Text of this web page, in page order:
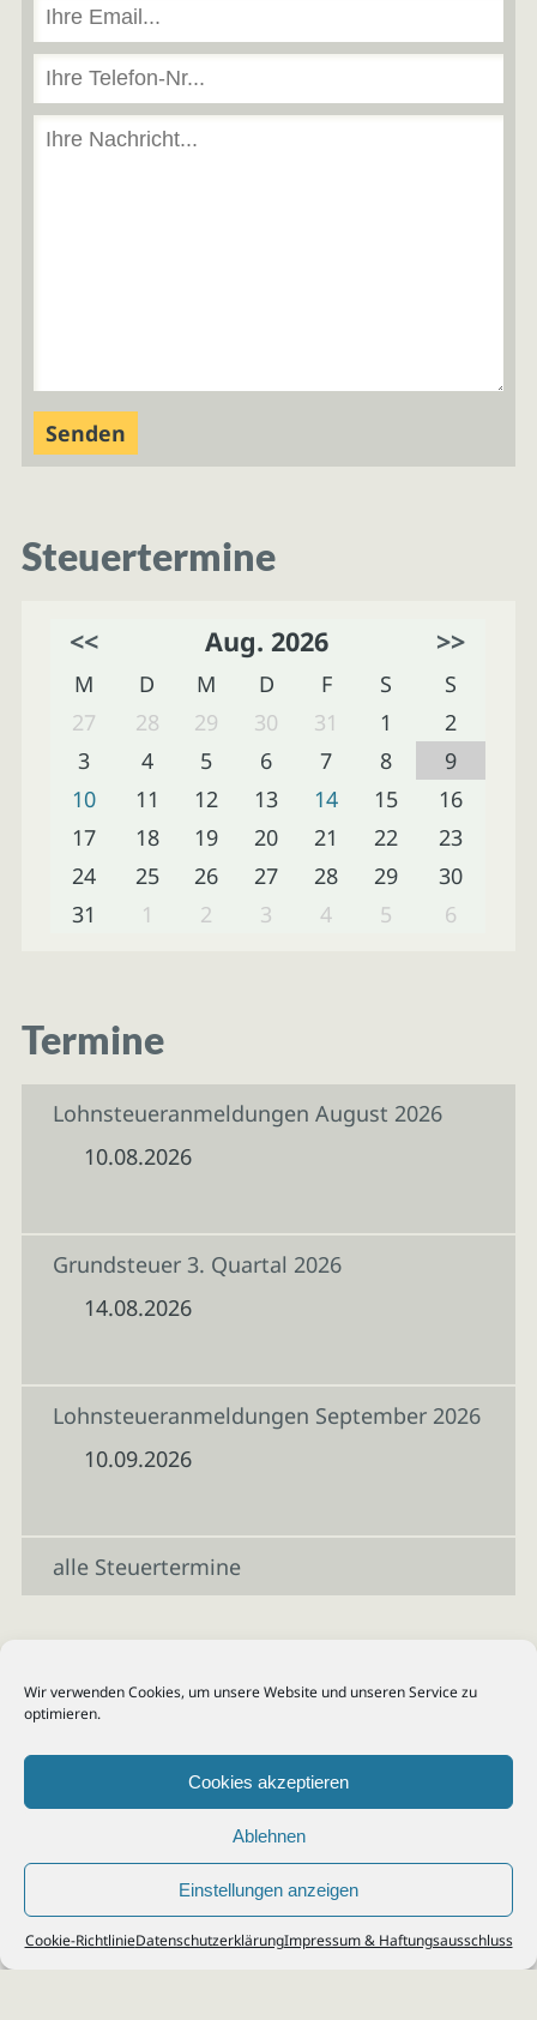
Wir verwenden Cookies, um unsere Website und unseren Service zu
optimieren.
Cookies akzeptieren
Ablehnen
Einstellungen anzeigen
Cookie-RichtlinieDatenschutzerklärungImpressum & Haftungsausschluss
Steuertermine
<< Aug. 2026 >>
M D M D F S
S
27
28 29 30 31 1
2
3
4 5 6 7 8
9
10
11 12 13 14 15
16
17
18 19 20 21 22
23
24
25 26 27 28 29
30
31
1 2 3 4 5 6
Termine
Lohnsteueranmeldungen August 2026
10.08.2026
Grundsteuer 3. Quartal 2026
14.08.2026
Lohnsteueranmeldungen September 2026
10.09.2026
alle Steuertermine
© 2026Steuerberater Kempf, Köln - Steuerberatung Poll, Porz, Deutz, Mülheim,